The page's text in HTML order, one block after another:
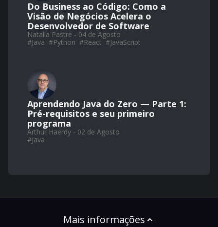
Do Business ao Código: Como a
Visão de Negócios Acelera o
Desenvolvedor de Software
Natalia Pastre - 04 de Agosto
#Java #Python #React #JavaScript
Aprendendo Java do Zero — Parte 1:
Pré-requisitos e seu primeiro
programa
Arthur Haerdy - 02 de Agosto
#Java
Mais informações